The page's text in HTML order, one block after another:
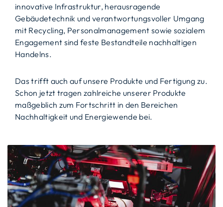
innovative Infrastruktur, herausragende
Gebäudetechnik und verantwortungsvoller Umgang
mit Recycling, Personalmanagement sowie sozialem
Engagement sind feste Bestandteile nachhaltigen
Handelns.
Das trifft auch auf unsere Produkte und Fertigung zu.
Schon jetzt tragen zahlreiche unserer Produkte
maßgeblich zum Fortschritt in den Bereichen
Nachhaltigkeit und Energiewende bei.